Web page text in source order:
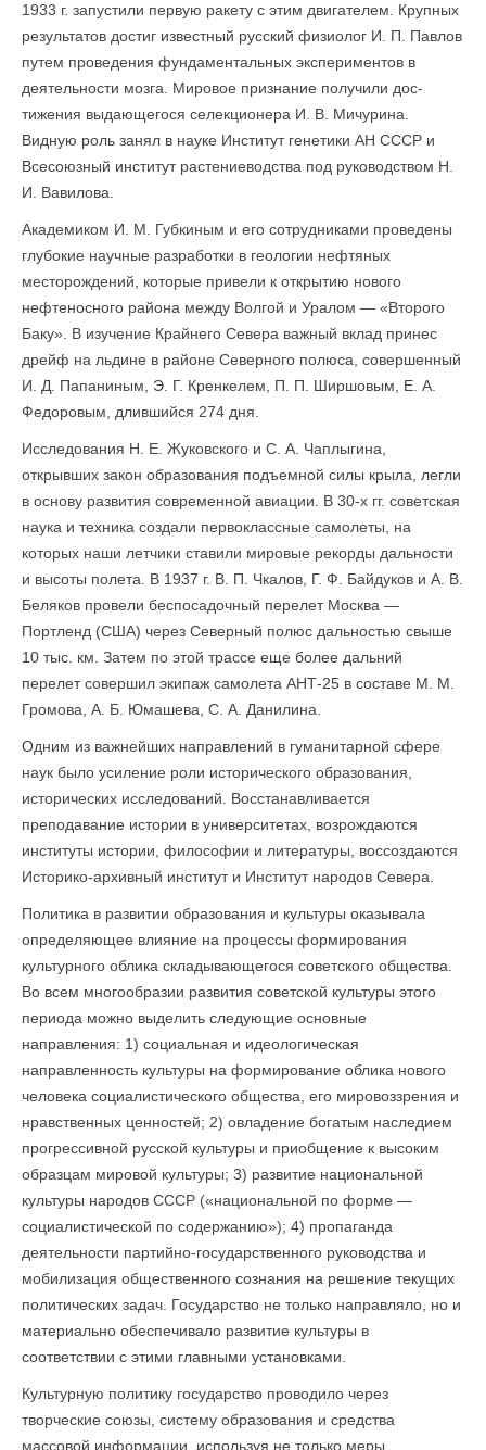
1933 г. запустили первую ракету с этим двигателем. Крупных
результатов достиг известный русский физиолог И. П. Павлов
путем проведения фундаментальных экспериментов в
деятельности мозга. Мировое признание получили дос­
тижения выдающегося селекционера И. В. Мичурина.
Видную роль занял в науке Институт генетики АН СССР и
Всесоюзный институт растениеводства под руководством Н.
И. Вавилова.
Академиком И. М. Губкиным и его сотрудниками проведены
глубокие научные разработки в геологии нефтяных
месторождений, которые привели к открытию нового
нефтеносного района между Волгой и Уралом — «Второго
Баку». В изучение Крайнего Севера важный вклад принес
дрейф на льдине в районе Северного полюса, совершенный
И. Д. Папаниным, Э. Г. Кренкелем, П. П. Ширшовым, Е. А.
Федоровым, длившийся 274 дня.
Исследования Н. Е. Жуковского и С. А. Чаплыгина,
открывших закон образования подъемной силы крыла, легли
в основу развития современной авиации. В 30-х гг. советская
наука и техника создали первоклассные самолеты, на
которых наши летчики ставили мировые рекорды дальности
и высоты полета. В 1937 г. В. П. Чкалов, Г. Ф. Байдуков и А. В.
Беляков провели беспосадочный перелет Москва —
Портленд (США) через Северный полюс дальностью свыше
10 тыс. км. Затем по этой трассе еще более дальний
перелет совершил экипаж самолета АНТ-25 в составе М. М.
Громо­ва, А. Б. Юмашева, С. А. Данилина.
Одним из важнейших направлений в гуманитарной сфере
наук было усиление роли исторического образования,
исторических исследований. Восстанавливается
преподавание истории в университетах, возрождаются
институты истории, философии и литерату­ры, воссоздаются
Историко-архивный институт и Институт народов Севера.
Политика в развитии образования и культуры оказывала
опре­деляющее влияние на процессы формирования
культурного облика складывающегося советского общества.
Во всем многообразии развития советской культуры этого
периода можно выделить следующие основные
направления: 1) социальная и идеологическая
направленность культуры на формирование облика нового
человека социалистического общества, его мировоззрения и
нравственных ценностей; 2) овладение богатым наследием
прогрессивной русской культуры и приобщение к высоким
образцам мировой культуры; 3) развитие национальной
культуры народов СССР («национальной по форме —
социалистической по содержанию»); 4) пропаганда
деятельности партийно-государственного руководства и
мобилизация общественного сознания на решение текущих
политических задач. Государство не только направляло, но и
мате­риально обеспечивало развитие культуры в
соответствии с этими главными установками.
Культурную политику государство проводило через
творческие союзы, систему образования и средства
массовой информации, используя не только меры